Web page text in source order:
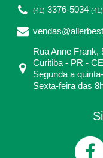
(41) 3376-5034 (41)
Rua Anne Frank,
Curitiba - PR -
Segunda a
Sexta-feira das